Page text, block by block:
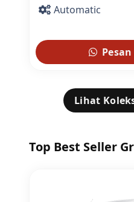
Automatic
Lihat
Top Best Seller